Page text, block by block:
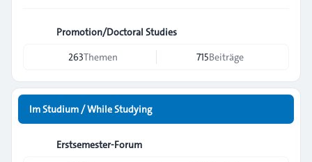
Promotion/Doctoral Studies
263Themen 715Beiträge
Im Studium / While Studying
Erstsemester-Forum